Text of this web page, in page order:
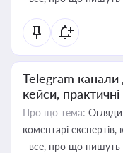
Telegram канали
кейси,
Про що тема: Огляди
коментарі
- все, про що пишуть